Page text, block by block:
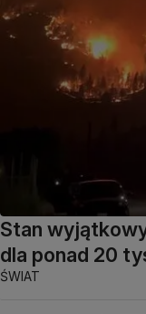
Stan
dla ponad 20
ŚWIAT